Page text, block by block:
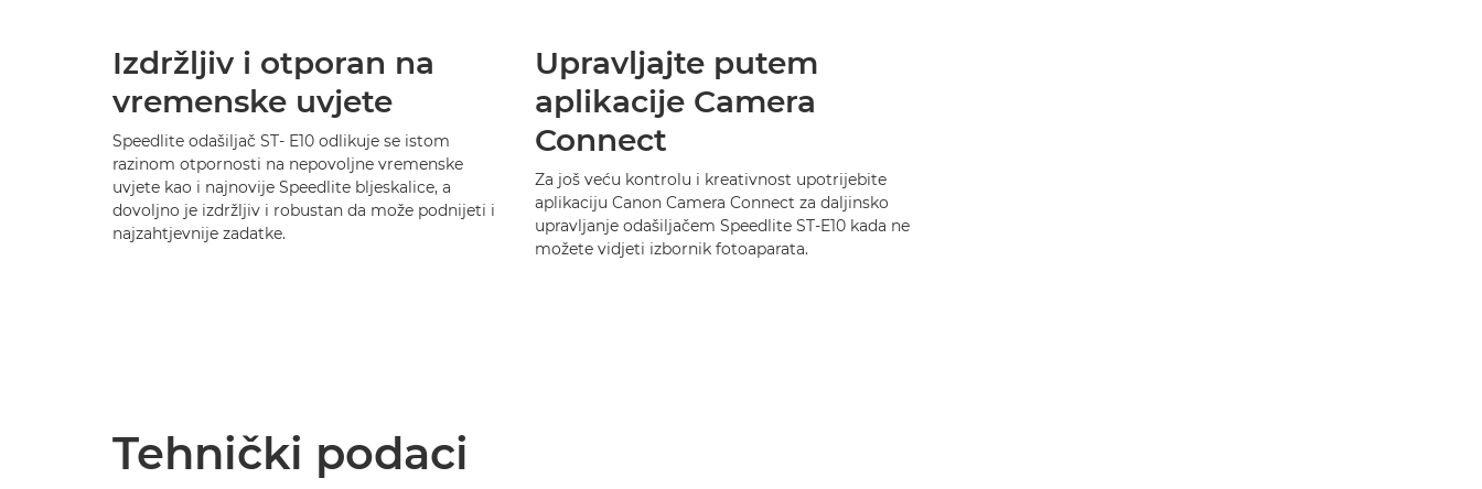
Izdržljiv i otporan na
vremenske uvjete
Speedlite odašiljač ST- E10 odlikuje se istom
razinom otpornosti na nepovoljne vremenske
uvjete kao i najnovije Speedlite bljeskalice, a
dovoljno je izdržljiv i robustan da može podnijeti i
najzahtjevnije zadatke.
Upravljajte putem
aplikacije Camera
Connect
Za još veću kontrolu i kreativnost upotrijebite
aplikaciju Canon Camera Connect za daljinsko
upravljanje odašiljačem Speedlite ST-E10 kada ne
možete vidjeti izbornik fotoaparata.
Tehnički podaci